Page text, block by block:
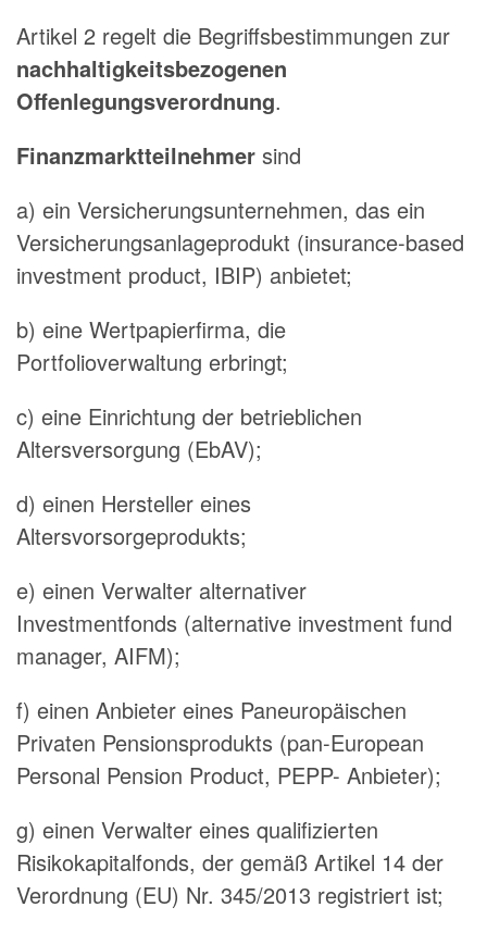
Artikel 2 regelt die Begriffsbestimmungen zur
nachhaltigkeitsbezogenen
Offenlegungsverordnung.
Finanzmarktteilnehmer sind
a) ein Versicherungsunternehmen, das ein
Versicherungsanlageprodukt (insurance-based
investment product, IBIP) anbietet;
b) eine Wertpapierfirma, die
Portfolioverwaltung erbringt;
c) eine Einrichtung der betrieblichen
Altersversorgung (EbAV);
d) einen Hersteller eines
Altersvorsorgeprodukts;
e) einen Verwalter alternativer
Investmentfonds (alternative investment fund
manager, AIFM);
f) einen Anbieter eines Paneuropäischen
Privaten Pensionsprodukts (pan-European
Personal Pension Product, PEPP- Anbieter);
g) einen Verwalter eines qualifizierten
Risikokapitalfonds, der gemäß Artikel 14 der
Verordnung (EU) Nr. 345/2013 registriert ist;